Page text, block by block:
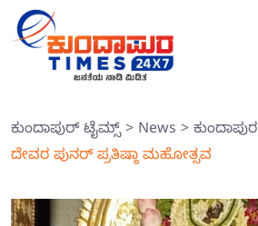
ಕುಂದಾಪುರ್ ಟೈಮ್ಸ್> News > ಕುಂದಾಪುರ
ದೇವರ ಪುನರ್ ಪ್ರತಿಷ್ಠಾ ಮಹೋತ್ಸವ